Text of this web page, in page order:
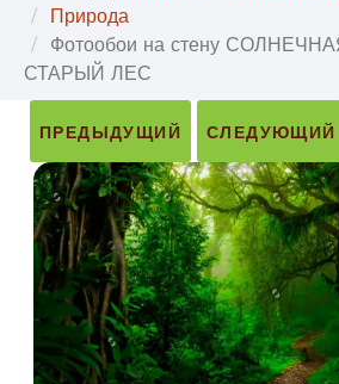
Природа
Фотообои на стену
СТАРЫЙ ЛЕС
ПРЕДЫДУЩИЙ СЛЕДУЮЩИЙ